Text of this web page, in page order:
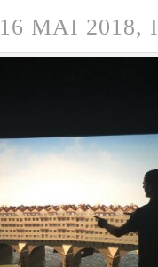
16 MAI 2018,